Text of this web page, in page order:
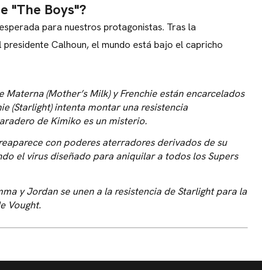
"The Boys"?
para nuestros protagonistas. Tras la
Calhoun, el mundo está bajo el capricho
Materna (Mother’s Milk) y Frenchie están encarcelados
(Starlight) intenta montar una resistencia
de Kimiko es un misterio.
con poderes aterradores derivados de su
el virus diseñado para aniquilar a todos los Supers
y Jordan se unen a la resistencia de Starlight para la
Vought.